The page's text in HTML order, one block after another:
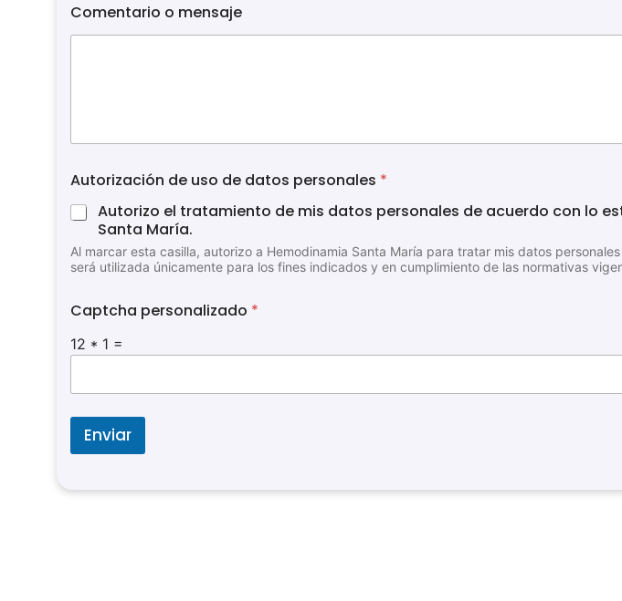
o
n
Comentario o mensaje
Autorización de uso de datos personales *
Autorizo el tratamiento de mis datos personales de acuerdo con lo
Santa María.
Al marcar esta casilla, autorizo a Hemodinamia Santa María para tratar mis datos
será utilizada únicamente para los fines indicados y en cumplimiento de las normativas
u
o
z
a
i
n
Captcha personalizado *
12 * 1 =
Enviar